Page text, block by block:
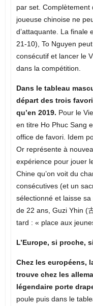
par set. Complètement
joueuse chinoise ne
d’attaquante. La finale
21-10), To Nguyen
consécutif et lancer le
dans la compétition.
Dans le tableau
départ des trois
qu’en 2019. Pour le
en titre Ho Phuc Sang
office de favori. Idem
Or représente à
expérience pour jouer
Chine qu’on voit du
consécutives (et un
sélectionné et laisse
de 22 ans, Guzi Yhin (
tard : « place aux
L’Europe, si proche,
Chez les européens,
trouve chez les
légendaire porte
poule puis dans le